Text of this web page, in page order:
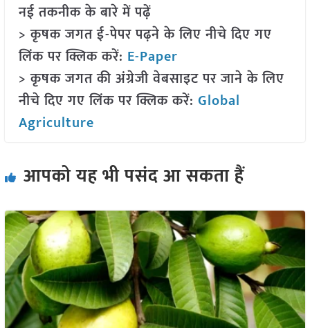
नई तकनीक के बारे में पढ़ें
> कृषक जगत ई-पेपर पढ़ने के लिए नीचे दिए गए
लिंक पर क्लिक करें: E-Paper
> कृषक जगत की अंग्रेजी वेबसाइट पर जाने के लिए
नीचे दिए गए लिंक पर क्लिक करें: Global
Agriculture
आपको यह भी पसंद आ सकता हैं